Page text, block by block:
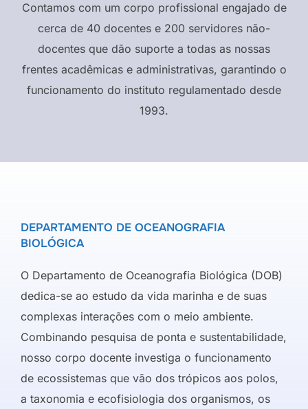
Contamos com um corpo profissional engajado de
cerca de 40 docentes e 200 servidores não-
docentes que dão suporte a todas as nossas
frentes acadêmicas e administrativas, garantindo o
funcionamento do instituto regulamentado desde
1993.
DEPARTAMENTO DE OCEANOGRAFIA
BIOLÓGICA
O Departamento de Oceanografia Biológica (DOB)
dedica-se ao estudo da vida marinha e de suas
complexas interações com o meio ambiente.
Combinando pesquisa de ponta e sustentabilidade,
nosso corpo docente investiga o funcionamento
de ecossistemas que vão dos trópicos aos polos,
a taxonomia e ecofisiologia dos organismos, os